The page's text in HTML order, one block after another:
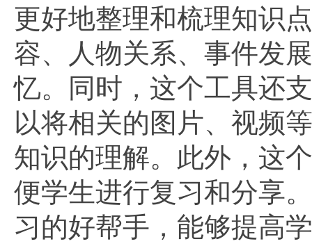
更好地整理和梳理知识
容、人物关系、事件发
忆。同时，这个工具还
以将相关的图片、视频
知识的理解。此外，这
便学生进行复习和分享
习的好帮手，能够提高